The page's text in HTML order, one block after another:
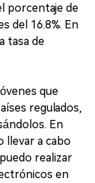
porcentaje de
del 16.8%. En
tasa de
que
regulados,
En
llevar a cabo
realizar
en